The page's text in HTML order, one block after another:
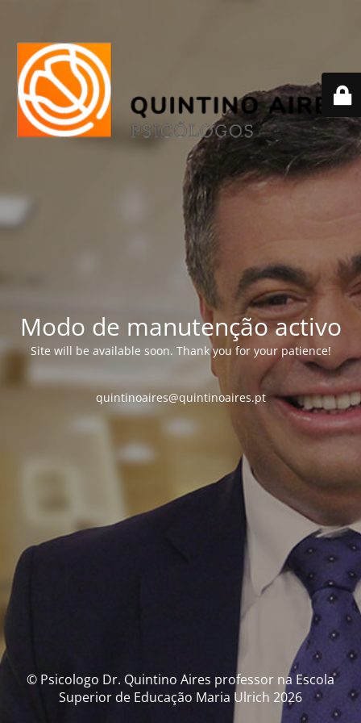
Modo de manutenção activo
Site will be available soon. Thank you for your patience!
quintinoaires@quintinoaires.pt
© Psicologo Dr. Quintino Aires professor na Escola
Superior de Educação Maria Ulrich 2026